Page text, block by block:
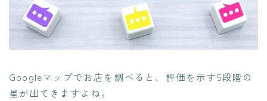
Googleマップでお店を調べると、評価を示す5段階の
星が出てきますよね。